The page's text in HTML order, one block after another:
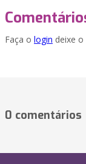
Faça o login deixe
0 comentários